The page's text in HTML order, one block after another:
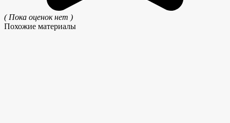
( Пока оценок нет )
Похожие материалы